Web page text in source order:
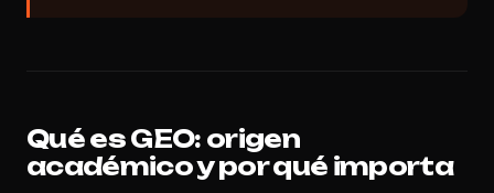
Qué es GEO: origen
académico y por qué importa